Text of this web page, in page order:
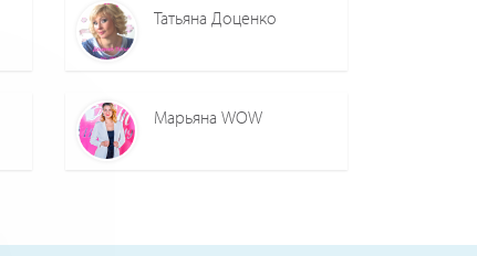
Татьяна Доценко
Марьяна WOW